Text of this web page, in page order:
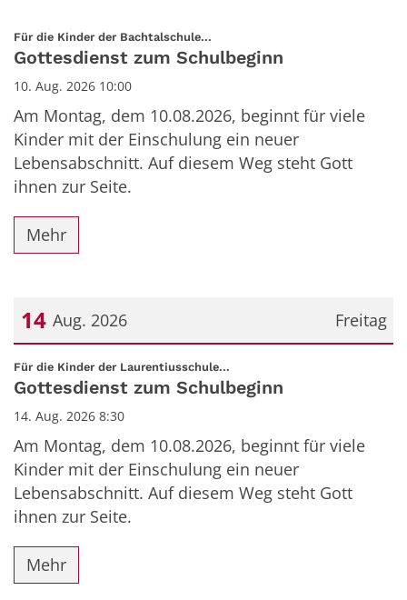
Für die Kinder der Bachtalschule...
Gottesdienst zum Schulbeginn
10. Aug. 2026 10:00
Am Montag, dem 10.08.2026, beginnt für viele
Kinder mit der Einschulung ein neuer
Lebensabschnitt. Auf diesem Weg steht Gott
ihnen zur Seite.
Mehr
Freitag
14 Aug. 2026
Datum: 14. August 2026
Für die Kinder der Laurentiusschule...
Gottesdienst zum Schulbeginn
14. Aug. 2026 8:30
Am Montag, dem 10.08.2026, beginnt für viele
Kinder mit der Einschulung ein neuer
Lebensabschnitt. Auf diesem Weg steht Gott
ihnen zur Seite.
Mehr